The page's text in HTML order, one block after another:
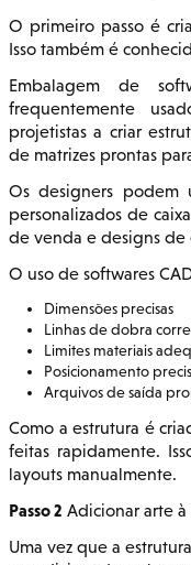
O primeiro passo é
Isso também é
Embalagem de
frequentemente
projetistas a criar
de matrizes prontas
Os designers podem
personalizados de
de venda e designs de
O uso de softwares
Dimensões precisas
Linhas de dobra
Limites materiais
Posicionamento
Arquivos de saída
Como a estrutura é
feitas rapidamente.
layouts manualmente.
Passo 2 Adicionar arte
Uma vez que a